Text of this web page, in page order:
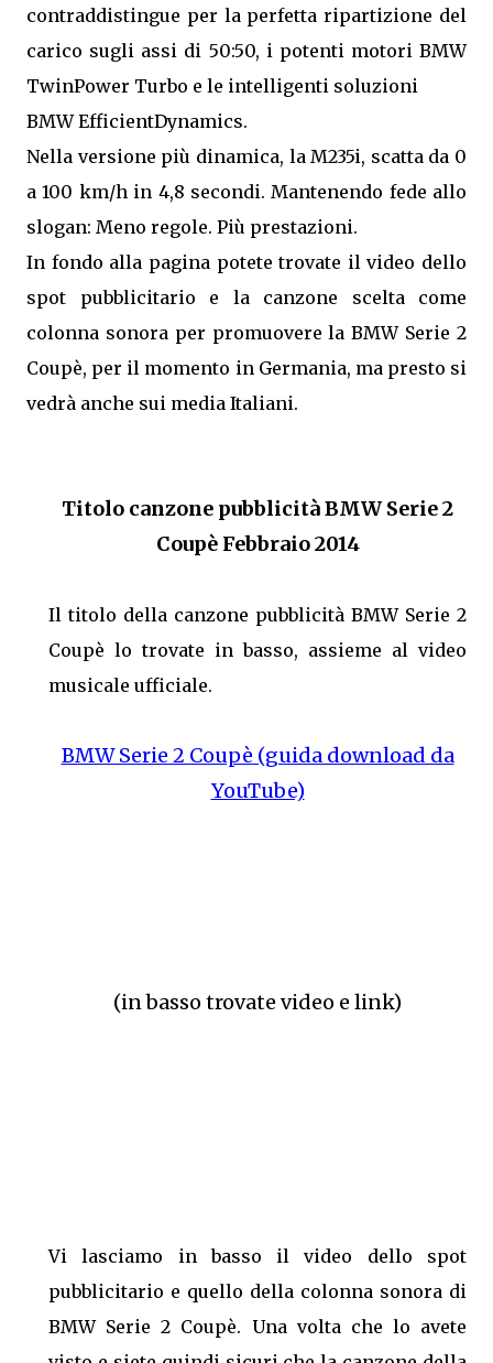
contraddistingue per la perfetta ripartizione del
carico sugli assi di 50:50, i potenti motori BMW
TwinPower Turbo e le intelligenti soluzioni
BMW EfficientDynamics.
Nella versione più dinamica, la M235i, scatta da 0
a 100 km/h in 4,8 secondi. Mantenendo fede allo
slogan: Meno regole. Più prestazioni.
In fondo alla pagina potete trovate il video dello
spot pubblicitario e la canzone scelta come
colonna sonora per promuovere la BMW Serie 2
Coupè, per il momento in Germania, ma presto si
vedrà anche sui media Italiani.
Titolo canzone pubblicità BMW Serie 2
Coupè Febbraio 2014
Il titolo della canzone pubblicità BMW Serie 2
Coupè lo trovate in basso, assieme al video
musicale ufficiale.
BMW Serie 2 Coupè (guida download da
YouTube)
(in basso trovate video e link)
Vi lasciamo in basso il video dello spot
pubblicitario e quello della colonna sonora di
BMW Serie 2 Coupè. Una volta che lo avete